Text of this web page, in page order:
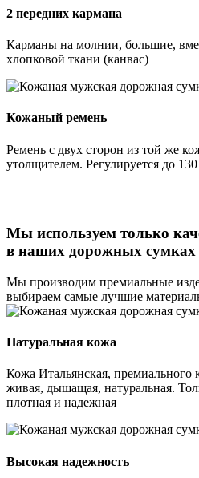
2 передних кармана
Карманы на молнии, большие,
хлопковой ткани (канвас)
Кожаный ремень
Ремень с двух сторон из той же
утолщителем. Регулируется до
Мы используем только
в наших дорожных сумках
Мы производим премиальные
выбираем самые лучшие
Натуральная кожа
Кожа Итальянская, премиального
живая, дышащая, натуральная.
плотная и надежная
Высокая надежность